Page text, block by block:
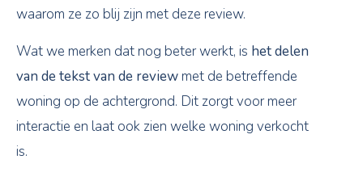
waarom ze zo blij zijn met deze review.
Wat we merken dat nog beter werkt, is het delen
van de tekst van de reviewmet de betreffende
woning op de achtergrond. Dit zorgt voor meer
interactie en laat ook zien welke woning verkocht
is.